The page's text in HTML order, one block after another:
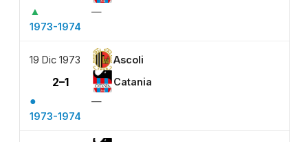
▲
—
1973-1974
19 Dic 1973 Ascoli
2–1 Catania
●
—
1973-1974